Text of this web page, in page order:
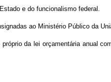
e do funcionalismo federal.
ao Ministério Público da
da lei orçamentária anual